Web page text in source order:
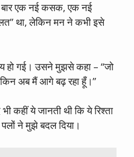
बार एक नई कसक, एक नई
था, लेकिन मन ने कभी इसे
हो गई। उसने मुझसे कहा – “जो
अब मैं आगे बढ़ रहा हूँ।”
कहीं ये जानती थी कि ये रिश्ता
ने मुझे बदल दिया।